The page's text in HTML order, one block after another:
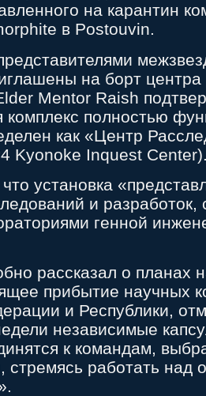
на карантин
в Postouvin.
на борт
Mentor Raish
полностью
как «Центр
Kyonoke Inquest
установка
и
генной
рассказал о планах
прибытие научных
и Республики,
независимые
к командам,
стремясь работать